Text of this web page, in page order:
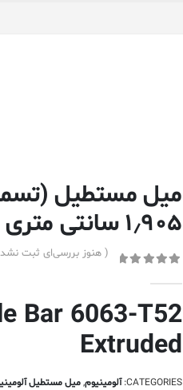
۱٫۹۰۵ سانتی متری – ۶۰۶۳-T52 اکسترود شده
( هنوز بررسی‌ای ثبت
Bar 6063-T52
Extruded
CATEGORIES: آلومینیوم,میل مستطیل